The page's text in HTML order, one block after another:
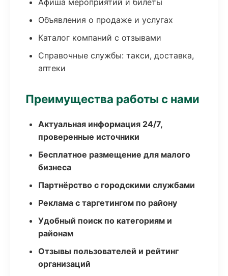
Афиша мероприятий и билеты
Объявления о продаже и услугах
Каталог компаний с отзывами
Справочные службы: такси, доставка,
аптеки
Преимущества работы с нами
Актуальная информация 24/7,
проверенные источники
Бесплатное размещение для малого
бизнеса
Партнёрство с городскими службами
Реклама с таргетингом по району
Удобный поиск по категориям и
районам
Отзывы пользователей и рейтинг
организаций